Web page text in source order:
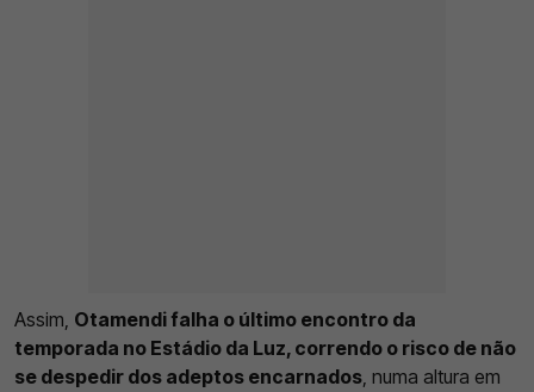
Assim, Otamendi falha o último encontro da
temporada no Estádio da Luz, correndo o risco de não
se despedir dos adeptos encarnados, numa altura em